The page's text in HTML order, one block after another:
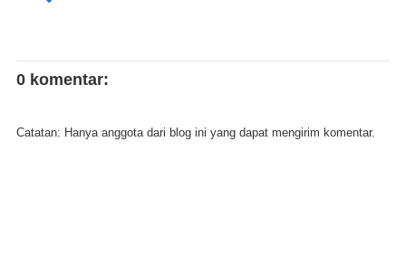
0 komentar:
Catatan: Hanya anggota dari blog ini yang dapat mengirim komentar.